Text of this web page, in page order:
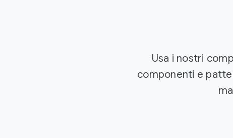
Usa i nostri
componenti e